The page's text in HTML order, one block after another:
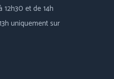
et de 14h
uniquement sur